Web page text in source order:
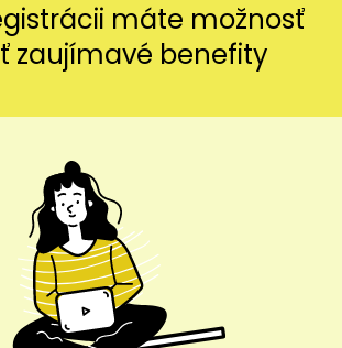
máte možnosť
zaujímavé benefity